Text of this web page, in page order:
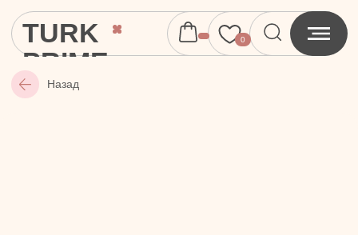
TURK
PRIME